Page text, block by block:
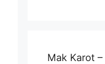
Mak Karot